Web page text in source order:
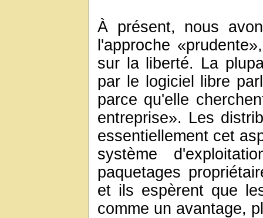
À présent, nous
l'approche
sur la liberté. La
par le logiciel libre
parce qu'elle
entreprise». Les
essentiellement cet
système
paquetages
et ils espèrent que
comme un avantage,